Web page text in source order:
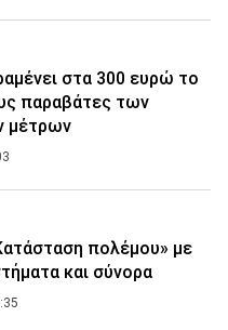
στα 300 ευρώ το
παραβάτες των
μέτρων
πολέμου» με
και σύνορα